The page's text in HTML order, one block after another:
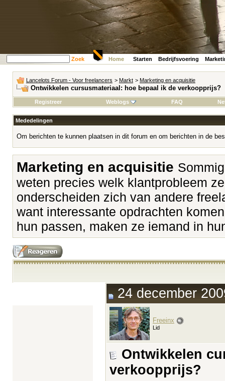
Zoek Home Starten Bedrijfsvoering
Lancelots Forum - Voor freelancers > Markt > Marketing en acquisitie
Ontwikkelen cursusmateriaal: hoe bepaal ik de verkoopprijs?
Registreer Weblogs FAQ
Mededelingen
Om berichten te kunnen plaatsen in dit forum en om berichten in de
Marketing en acquisitie
weten precies welk klantprobleem
onderscheiden zich van andere
want interessante opdrachten
hun passen, maken ze iemand in
24 december
Freeinx
Lid
Ontwikkelen
verkoopprijs?